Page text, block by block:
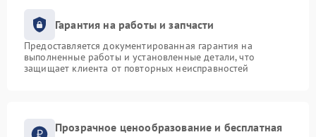
Гарантия на работы и запчасти
Предоставляется документированная гарантия на
выполненные работы и установленные детали, что
защищает клиента от повторных неисправностей
Прозрачное ценообразование и бесплатная